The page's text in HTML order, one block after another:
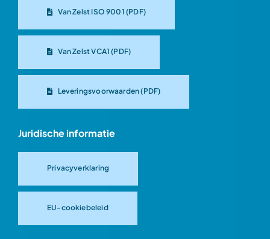
Van Zelst ISO 9001 (PDF)
Van Zelst VCA1 (PDF)
Leveringsvoorwaarden (PDF)
Juridische informatie
Privacyverklaring
EU-cookiebeleid